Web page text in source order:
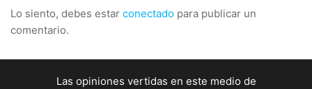
Lo siento, debes estar conectado para publicar un
comentario.
Las opiniones vertidas en este medio de